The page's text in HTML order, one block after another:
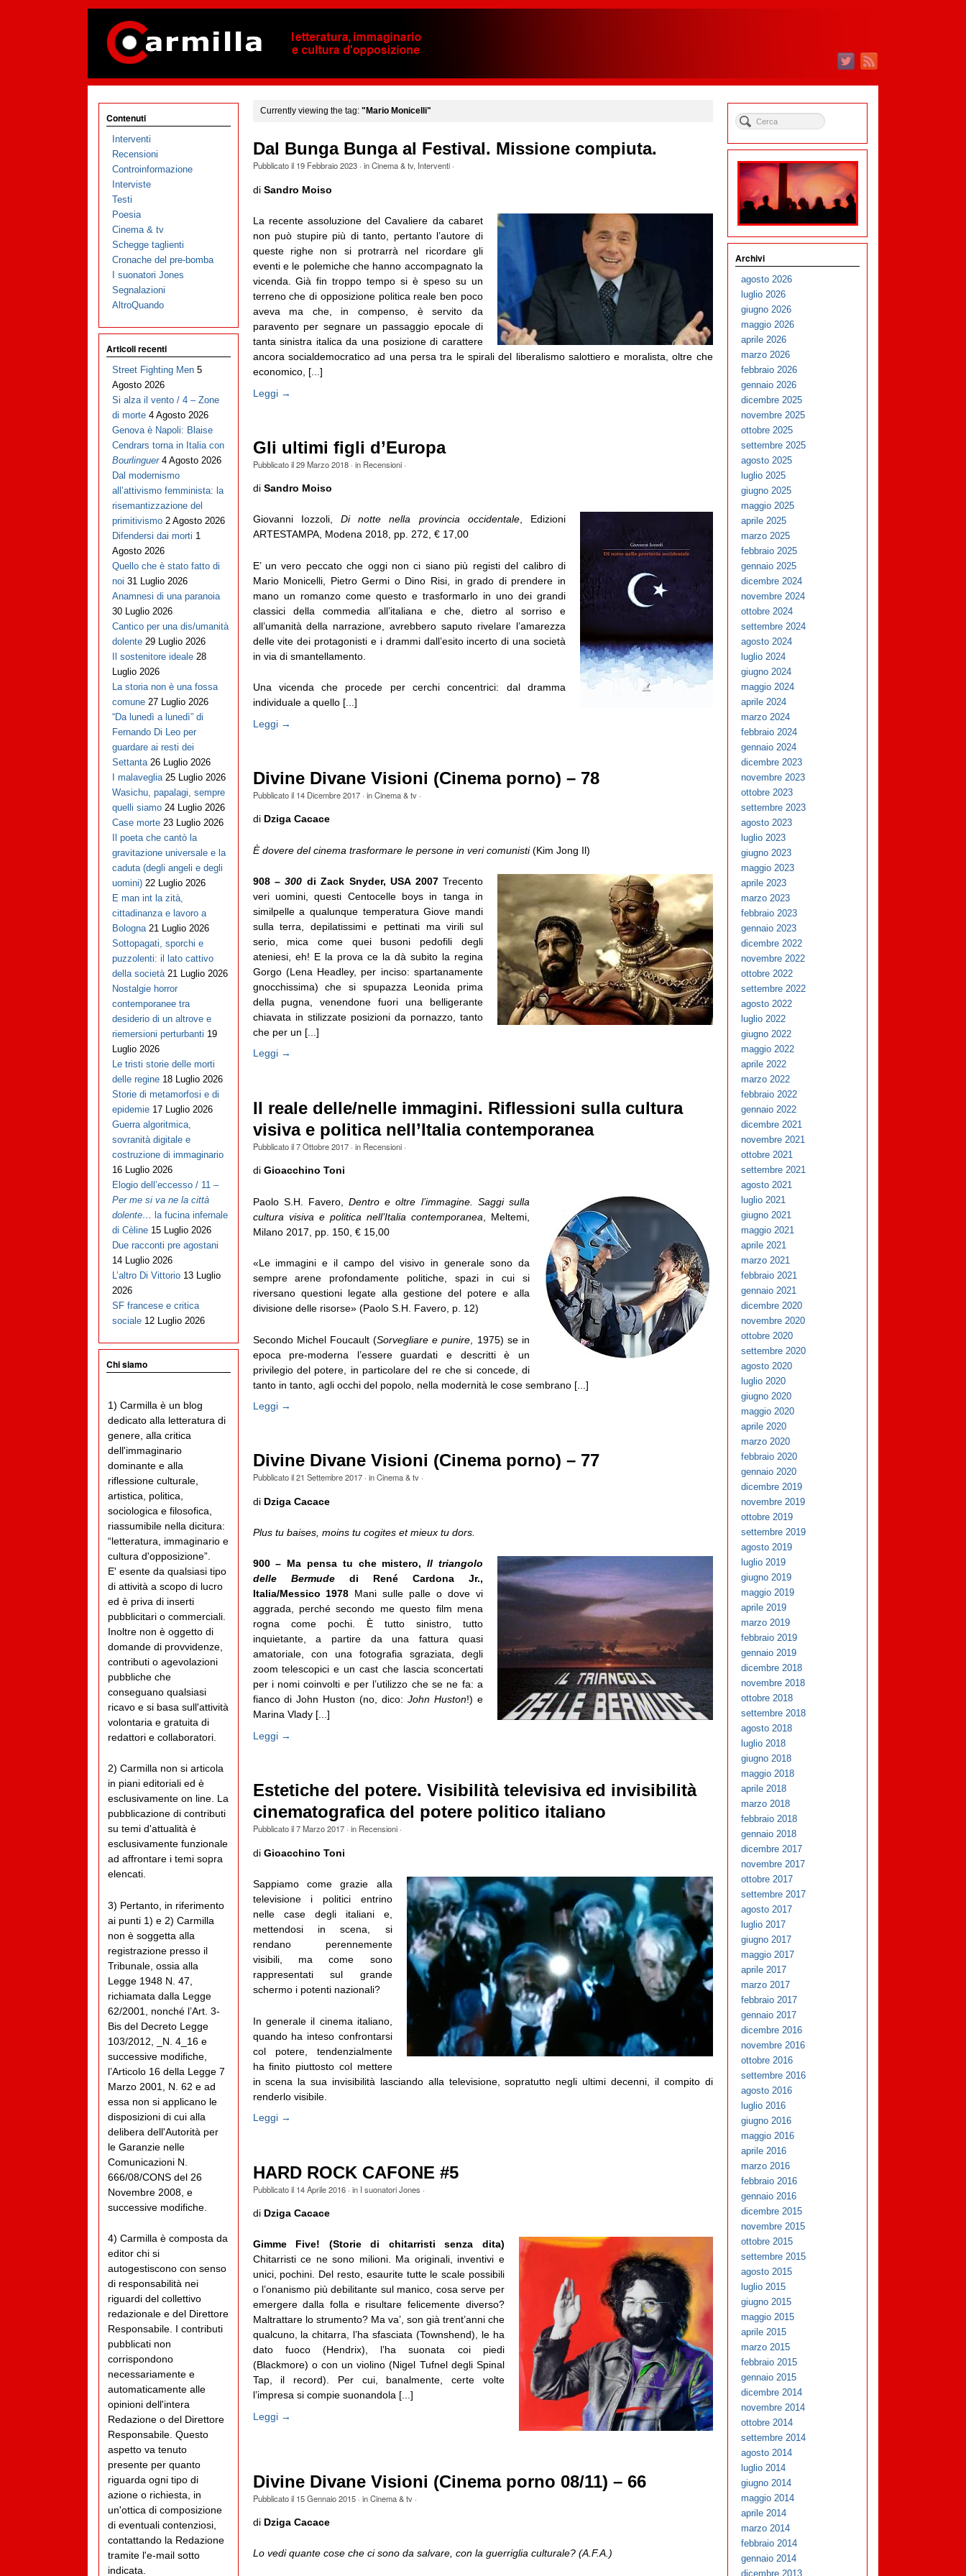
Currently viewing the tag: "Mario Monicelli"
Dal Bunga Bunga al Festival. Missione compiuta.
Pubblicato il 19 Febbraio 2023· inCinema & tv, Interventi·
di Sandro Moiso
La recente assoluzione del Cavaliere da cabaret
non può stupire più di tanto, pertanto l’autore di
queste righe non si protrarrà nel ricordare gli
eventi e le polemiche che hanno accompagnato la
vicenda. Già fin troppo tempo si è speso su un
terreno che di opposizione politica reale ben poco
aveva ma che, in compenso, è servito da
paravento per segnare un passaggio epocale di
tanta sinistra italica da una posizione di carattere
ancora socialdemocratico ad una persa tra le spirali del liberalismo salottiero e moralista, oltre che
economico, [...]
Leggi →
Gli ultimi figli d’Europa
Pubblicato il29 Marzo 2018· in Recensioni·
di Sandro Moiso
Giovanni Iozzoli, Di notte nella provincia occidentale, Edizioni
ARTESTAMPA, Modena 2018, pp. 272, € 17,00
E’ un vero peccato che oggi non ci siano più registi del calibro di
Mario Monicelli, Pietro Germi o Dino Risi, in grado di prendere in
mano un romanzo come questo e trasformarlo in uno dei grandi
classici della commedia all’italiana e che, dietro al sorriso e
all’umanità della narrazione, avrebbero saputo rivelare l’amarezza
delle vite dei protagonisti e i drammi dall’esito incerto di una società
in via di smantellamento.
Una vicenda che procede per cerchi concentrici: dal dramma
individuale a quello [...]
Leggi →
Divine Divane Visioni (Cinema porno) – 78
Pubblicato il 14 Dicembre 2017· inCinema & tv·
di Dziga Cacace
È dovere del cinema trasformare le persone in veri comunisti(Kim Jong Il)
908 –300 di Zack Snyder, USA 2007Trecento
veri uomini, questi Centocelle boys in tanga in
similpelle a qualunque temperatura Giove mandi
sulla terra, depilatissimi e pettinati ma virili sul
serio, mica come quei busoni pedofili degli
ateniesi, eh! E la prova ce la dà subito la regina
Gorgo (Lena Headley, per inciso: spartanamente
gnocchissima) che si spupazza Leonida prima
della pugna, venendone fuori una belligerante
chiavata in stilizzate posizioni da pornazzo, tanto
che per un [...]
Leggi →
Il reale delle/nelle immagini. Riflessioni sulla cultura
visiva e politica nell’Italia contemporanea
Pubblicato il7 Ottobre 2017· in Recensioni·
di Gioacchino Toni
Paolo S.H. Favero,Dentro e oltre l’immagine. Saggi sulla
cultura visiva e politica nell’Italia contemporanea , Meltemi,
Milano 2017, pp. 150, € 15,00
«Le immagini e il campo del visivo in generale sono da
sempre arene profondamente politiche, spazi in cui si
riversano questioni legate alla gestione del potere e alla
divisione delle risorse» (Paolo S.H. Favero, p. 12)
Secondo Michel Foucault (Sorvegliare e punire , 1975) se in
epoca pre-moderna l’essere guardati e descritti è un
privilegio del potere, in particolare del re che si concede, di
tanto in tanto, agli occhi del popolo, nella modernità le cose sembrano [...]
Leggi →
Divine Divane Visioni (Cinema porno) – 77
Pubblicato il21 Settembre 2017· inCinema & tv·
di Dziga Cacace
Plus tu baises, moins tu cogites et mieux tu dors.
900 – Ma pensa tu che mistero,Il triangolo
delle Bermudedi René Cardona Jr.,
Italia/Messico 1978 Mani sulle palle o dove vi
aggrada, perché secondo me questo film mena
rogna come pochi. È tutto sinistro, tutto
inquietante, a partire da una fattura quasi
amatoriale, con una fotografia sgraziata, degli
zoom telescopici e un cast che lascia sconcertati
per i nomi coinvolti e per l’utilizzo che se ne fa: a
fianco di John Huston (no, dico:John Huston!) e
Marina Vlady [...]
Leggi →
Estetiche del potere. Visibilità televisiva ed invisibilità
cinematografica del potere politico italiano
Pubblicato il7 Marzo 2017· in Recensioni·
di Gioacchino Toni
Sappiamo come grazie alla
televisione i politici entrino
nelle case degli italiani e,
mettendosi in scena, si
rendano perennemente
visibili, ma come sono
rappresentati sul grande
schermo i potenti nazionali?
In generale il cinema italiano,
quando ha inteso confrontarsi
col potere, tendenzialmente
ha finito piuttosto col mettere
in scena la sua invisibilità lasciando alla televisione, sopratutto negli ultimi decenni, il compito di
renderlo visibile.
Leggi →
HARD ROCK CAFONE #5
Pubblicato il 14 Aprile 2016· in I suonatori Jones ·
di Dziga Cacace
Gimme Five! (Storie di chitarristi senza dita)
Chitarristi ce ne sono milioni. Ma originali, inventivi e
unici, pochini. Del resto, esaurite tutte le scale possibili
o l’onanismo più debilitante sul manico, cosa serve per
emergere dalla folla e risultare felicemente diverso?
Maltrattare lo strumento? Ma va’, son già trent’anni che
qualcuno, la chitarra, l’ha sfasciata (Townshend), le ha
dato fuoco (Hendrix), l’ha suonata coi piedi
(Blackmore) o con un violino (Nigel Tufnel degli Spinal
Tap, il record). Per cui, banalmente, certe volte
l’impresa si compie suonandola [...]
Leggi →
Divine Divane Visioni (Cinema porno 08/11) – 66
Pubblicato il 15 Gennaio 2015· inCinema & tv·
di Dziga Cacace
Lo vedi quante cose che ci sono da salvare, con la guerriglia culturale? (A.F.A.)
Contenuti
Interventi
Recensioni
Controinformazione
Interviste
Testi
Poesia
Cinema & tv
Schegge taglienti
Cronache del pre-bomba
I suonatori Jones
Segnalazioni
AltroQuando
Articoli recenti
Street Fighting Men 5
Agosto 2026
Si alza il vento / 4 – Zone
di morte 4 Agosto 2026
Genova è Napoli: Blaise
Cendrars torna in Italia con
Bourlinguer 4 Agosto 2026
Dal modernismo
all’attivismo femminista: la
risemantizzazione del
primitivismo 2 Agosto 2026
Difendersi dai morti 1
Agosto 2026
Quello che è stato fatto di
noi 31 Luglio 2026
Anamnesi di una paranoia
30 Luglio 2026
Cantico per una dis/umanità
dolente 29 Luglio 2026
Il sostenitore ideale 28
Luglio 2026
La storia non è una fossa
comune 27 Luglio 2026
“Da lunedì a lunedì” di
Fernando Di Leo per
guardare ai resti dei
Settanta 26 Luglio 2026
I malaveglia 25 Luglio 2026
Wasichu, papalagi, sempre
quelli siamo 24 Luglio 2026
Case morte 23 Luglio 2026
Il poeta che cantò la
gravitazione universale e la
caduta (degli angeli e degli
uomini) 22 Luglio 2026
E man int la zità,
cittadinanza e lavoro a
Bologna 21 Luglio 2026
Sottopagati, sporchi e
puzzolenti: il lato cattivo
della società 21 Luglio 2026
Nostalgie horror
contemporanee tra
desiderio di un altrove e
riemersioni perturbanti 19
Luglio 2026
Le tristi storie delle morti
delle regine 18 Luglio 2026
Storie di metamorfosi e di
epidemie 17 Luglio 2026
Guerra algoritmica,
sovranità digitale e
costruzione di immaginario
16 Luglio 2026
Elogio dell’eccesso / 11 –
Per me si va ne la città
dolente… la fucina infernale
di Cèline 15 Luglio 2026
Due racconti pre agostani
14 Luglio 2026
L’altro Di Vittorio 13 Luglio
2026
SF francese e critica
sociale 12 Luglio 2026
Chi siamo
1) Carmilla è un blog
dedicato alla letteratura di
genere, alla critica
dell'immaginario
dominante e alla
riflessione culturale,
artistica, politica,
sociologica e filosofica,
riassumibile nella dicitura:
“letteratura, immaginario e
cultura d'opposizione”.
E' esente da qualsiasi tipo
di attività a scopo di lucro
ed è priva di inserti
pubblicitari o commerciali.
Inoltre non è oggetto di
domande di provvidenze,
contributi o agevolazioni
pubbliche che
conseguano qualsiasi
ricavo e si basa sull'attività
volontaria e gratuita di
redattori e collaboratori.
2) Carmilla non si articola
in piani editoriali ed è
esclusivamente on line. La
pubblicazione di contributi
su temi d'attualità è
esclusivamente funzionale
ad affrontare i temi sopra
elencati.
3) Pertanto, in riferimento
ai punti 1) e 2) Carmilla
non è soggetta alla
registrazione presso il
Tribunale, ossia alla
Legge 1948 N. 47,
richiamata dalla Legge
62/2001, nonché l’Art. 3-
Bis del Decreto Legge
103/2012, _N. 4_16 e
successive modifiche,
l’Articolo 16 della Legge 7
Marzo 2001, N. 62 e ad
essa non si applicano le
disposizioni di cui alla
delibera dell'Autorità per
le Garanzie nelle
Comunicazioni N.
666/08/CONS del 26
Novembre 2008, e
successive modifiche.
4) Carmilla è composta da
editor chi si
autogestiscono con senso
di responsabilità nei
riguardi del collettivo
redazionale e del Direttore
Responsabile. I contributi
pubblicati non
corrispondono
necessariamente e
automaticamente alle
opinioni dell'intera
Redazione o del Direttore
Responsabile. Questo
aspetto va tenuto
presente per quanto
riguarda ogni tipo di
azione o richiesta, in
un'ottica di composizione
di eventuali contenziosi,
contattando la Redazione
tramite l'e-mail sotto
indicata.
Archivi
agosto 2026
luglio 2026
giugno 2026
maggio 2026
aprile 2026
marzo 2026
febbraio 2026
gennaio 2026
dicembre 2025
novembre 2025
ottobre 2025
settembre 2025
agosto 2025
luglio 2025
giugno 2025
maggio 2025
aprile 2025
marzo 2025
febbraio 2025
gennaio 2025
dicembre 2024
novembre 2024
ottobre 2024
settembre 2024
agosto 2024
luglio 2024
giugno 2024
maggio 2024
aprile 2024
marzo 2024
febbraio 2024
gennaio 2024
dicembre 2023
novembre 2023
ottobre 2023
settembre 2023
agosto 2023
luglio 2023
giugno 2023
maggio 2023
aprile 2023
marzo 2023
febbraio 2023
gennaio 2023
dicembre 2022
novembre 2022
ottobre 2022
settembre 2022
agosto 2022
luglio 2022
giugno 2022
maggio 2022
aprile 2022
marzo 2022
febbraio 2022
gennaio 2022
dicembre 2021
novembre 2021
ottobre 2021
settembre 2021
agosto 2021
luglio 2021
giugno 2021
maggio 2021
aprile 2021
marzo 2021
febbraio 2021
gennaio 2021
dicembre 2020
novembre 2020
ottobre 2020
settembre 2020
agosto 2020
luglio 2020
giugno 2020
maggio 2020
aprile 2020
marzo 2020
febbraio 2020
gennaio 2020
dicembre 2019
novembre 2019
ottobre 2019
settembre 2019
agosto 2019
luglio 2019
giugno 2019
maggio 2019
aprile 2019
marzo 2019
febbraio 2019
gennaio 2019
dicembre 2018
novembre 2018
ottobre 2018
settembre 2018
agosto 2018
luglio 2018
giugno 2018
maggio 2018
aprile 2018
marzo 2018
febbraio 2018
gennaio 2018
dicembre 2017
novembre 2017
ottobre 2017
settembre 2017
agosto 2017
luglio 2017
giugno 2017
maggio 2017
aprile 2017
marzo 2017
febbraio 2017
gennaio 2017
dicembre 2016
novembre 2016
ottobre 2016
settembre 2016
agosto 2016
luglio 2016
giugno 2016
maggio 2016
aprile 2016
marzo 2016
febbraio 2016
gennaio 2016
dicembre 2015
novembre 2015
ottobre 2015
settembre 2015
agosto 2015
luglio 2015
giugno 2015
maggio 2015
aprile 2015
marzo 2015
febbraio 2015
gennaio 2015
dicembre 2014
novembre 2014
ottobre 2014
settembre 2014
agosto 2014
luglio 2014
giugno 2014
maggio 2014
aprile 2014
marzo 2014
febbraio 2014
gennaio 2014
dicembre 2013